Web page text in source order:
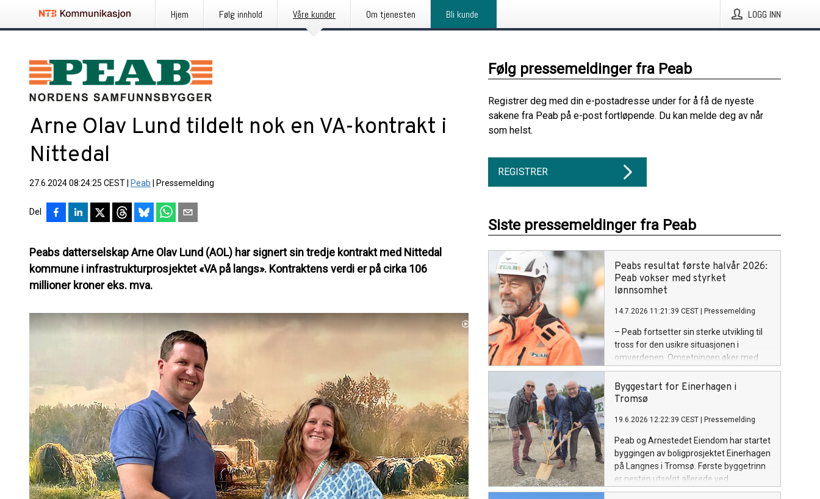
Hjem Følg innhold Våre kunder Om tjenesten Bli kunde LOGG INN
Arne Olav Lund tildelt nok en VA-kontrakt i
Nittedal
27.6.2024 08:24:25 CEST Peab Pressemelding
Del
Peabs datterselskap Arne Olav Lund (AOL) har signert sin tredje kontrakt med Nittedal
kommune i infrastrukturprosjektet «VA på langs». Kontraktens verdi er på cirka 106
millioner kroner eks. mva.
Følg pressemeldinger fra Peab
Registrer deg med din e-postadresse under for å få de nyeste
sakene fra Peab på e-post fortløpende. Du kan melde deg av når
som helst.
REGISTRER
Siste pressemeldinger fra Peab
Peabs resultat første halvår 2026:
Peab vokser med styrket
lønnsomhet
14.7.2026 11:21:39 CEST Pressemelding
– Peab fortsetter sin sterke utvikling til
tross for den usikre situasjonen i
omverdenen. Omsetningen øker med
tolv prosent i andre kvartal, samtidig
som både driftsresultatet og
driftsmarginen styrkes. Vi rapporterer
ordrereserven ligger fortsatt på et
konsernsjef i Peab.
Byggestart for Einerhagen i
Tromsø
19.6.2026 12:22:39 CEST Pressemelding
Peab og Arnestedet Eiendom har startet
byggingen av boligprosjektet Einerhagen
på Langnes i Tromsø. Første byggetrinn
er nesten utsolgt allerede ved
byggestart, og markerer starten på